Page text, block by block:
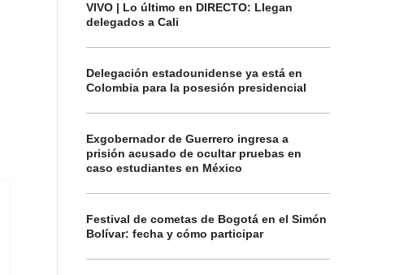
VIVO | Lo último en DIRECTO: Llegan
delegados a Cali
Delegación estadounidense ya está en
Colombia para la posesión presidencial
Exgobernador de Guerrero ingresa a
prisión acusado de ocultar pruebas en
caso estudiantes en México
Festival de cometas de Bogotá en el Simón
Bolívar: fecha y cómo participar